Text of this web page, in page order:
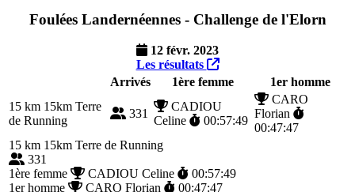
Foulées Landernéennes - Challenge de l'Elorn
12 févr. 2023
Les résultats
Arrivés
1ère femme
1er homme
15 km 15km Terre
de Running
331
CADIOU
Celine
00:57:49
CARO
Florian
00:47:47
15 km 15km Terre de Running
331
1ère femme
CADIOU Celine
00:57:49
1er homme
CARO Florian 00:47:47